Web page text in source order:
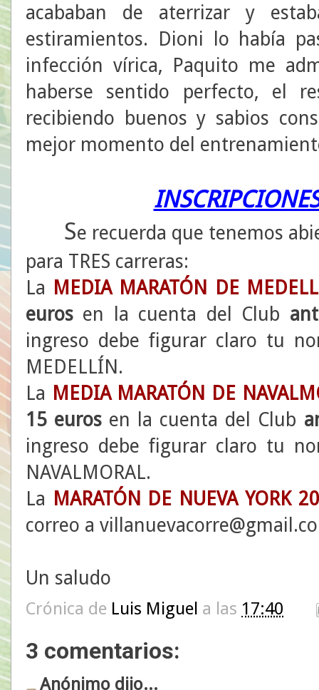
acababan de aterrizar y
estiramientos. Dioni lo había
infección vírica, Paquito me
haberse sentido perfecto, el
recibiendo buenos y sabios
mejor momento del
Se recuerda que tenemos
para TRES carreras:
La MEDIA MARATÓN DE
euros en la cuenta del Club
ingreso debe figurar claro tu
MEDELLÍN.
La MEDIA MARATÓN DE
15 euros en la cuenta del Club
ingreso debe figurar claro tu
NAVALMORAL.
La MARATÓN DE NUEVA YORK
correo a
Un saludo
Crónica de Luis Miguel a las 17:40
3 comentarios:
Anónimo dijo...